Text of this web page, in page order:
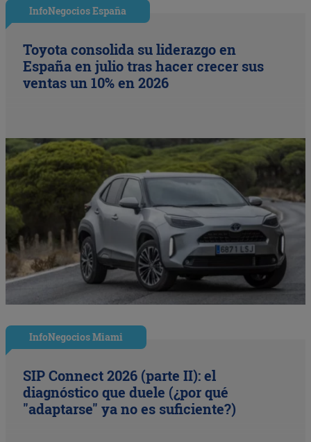
InfoNegocios España
Toyota consolida su liderazgo en
España en julio tras hacer crecer sus
ventas un 10% en 2026
InfoNegocios Miami
SIP Connect 2026 (parte II): el
diagnóstico que duele (¿por qué
"adaptarse" ya no es suficiente?)